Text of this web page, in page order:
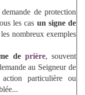
demande de protection
les cas un signe de
nombreux exemples
de prière, souvent
au Seigneur de
particulière ou